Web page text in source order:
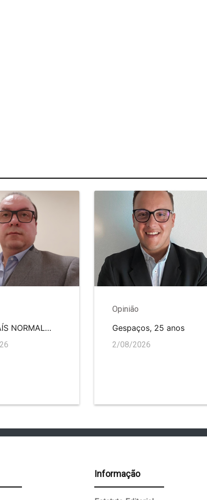
NORMAL…
Opinião
Gespaços, 25 anos
2/08/2026
Informação